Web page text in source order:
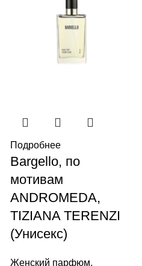
Подробнее
Bargello, по
мотивам
ANDROMEDA,
TIZIANA TERENZI
(Унисекс)
Женский парфюм,